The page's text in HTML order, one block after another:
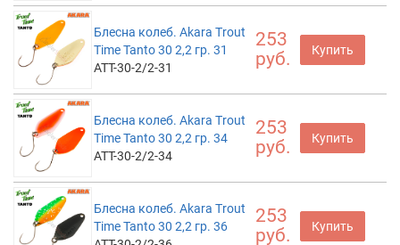
Блесна колеб. Akara Trout
Time Tanto 30 2,2 гр. 31
ATT-30-2/2-31
253
руб.
Купить
Блесна колеб. Akara Trout
Time Tanto 30 2,2 гр. 34
ATT-30-2/2-34
253
руб.
Купить
Блесна колеб. Akara Trout
Time Tanto 30 2,2 гр. 36
253
руб.
Купить